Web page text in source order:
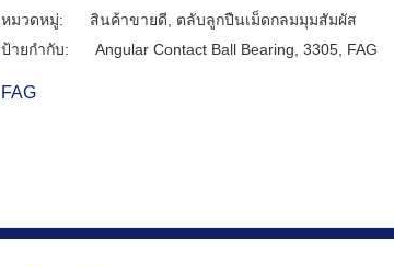
หมวดหมู่: สินค้าขายดี
ตลับลูกปืนเม็ดกลมมุมสัมผัส
ป้ายกำกับ:
Angular Contact Ball Bearing 3305 FAG
FAG